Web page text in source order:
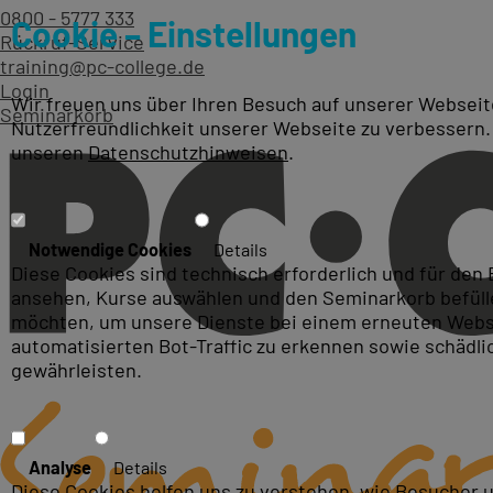
0800 - 5777 333
Rückruf-Service
training@pc-college.de
Login
Seminarkorb
Microsoft Certified:
bundesweit oder als Live
Cookie – Einstellungen
Wir freuen uns über Ihren Besuch auf unserer
Nutzerfreundlichkeit unserer Webseite zu
unserenDatenschutzhinweisen.
Notwendige Cookies Details
Diese Cookies sind technisch erforderlich und für
ansehen, Kurse auswählen und den Seminarkorb
möchten, um unsere Dienste bei einem erneuten
automatisierten Bot-Traffic zu erkennen sowie
gewährleisten.
Analyse Details